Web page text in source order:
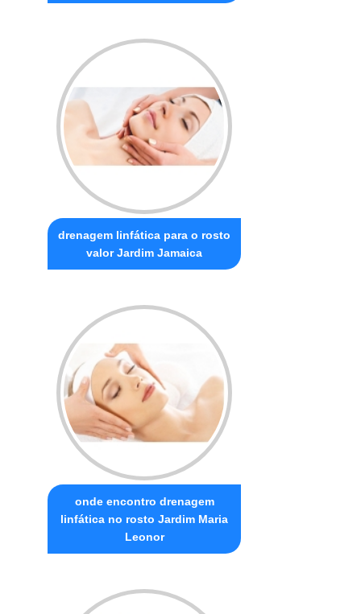
drenagem linfática para o rosto
valor Jardim Jamaica
onde encontro drenagem
linfática no rosto Jardim Maria
Leonor